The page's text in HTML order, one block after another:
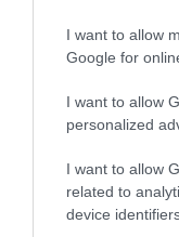
I want to allow
Google for
I want to allow
personalized
I want to allow
related to
device
Φωτιά στο
Κυψέλη:
φάκελο της